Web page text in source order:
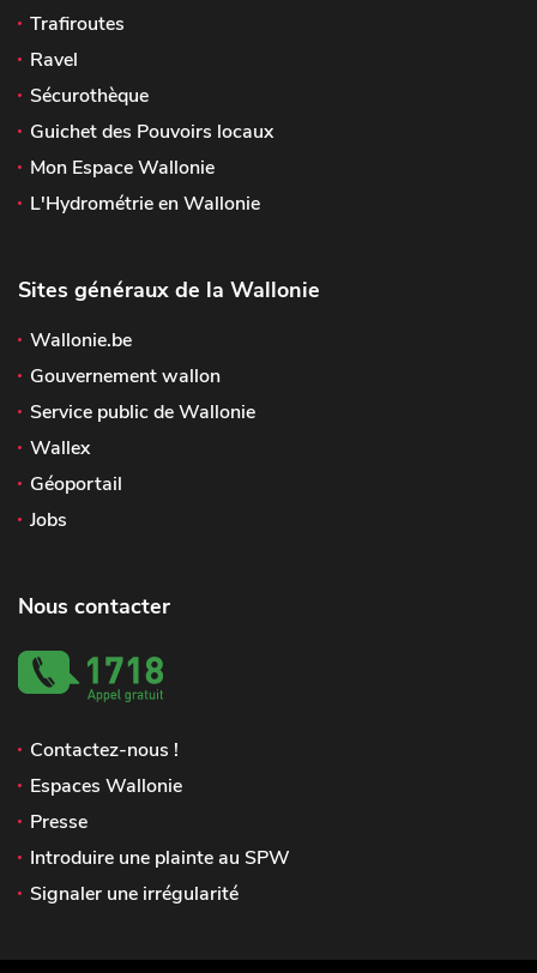
Trafiroutes
Ravel
Sécurothèque
Guichet des Pouvoirs locaux
Mon Espace Wallonie
L'Hydrométrie en Wallonie
Sites généraux de la Wallonie
Wallonie.be
Gouvernement wallon
Service public de Wallonie
Wallex
Géoportail
Jobs
Nous contacter
Contactez-nous !
Espaces Wallonie
Presse
Introduire une plainte au SPW
Signaler une irrégularité